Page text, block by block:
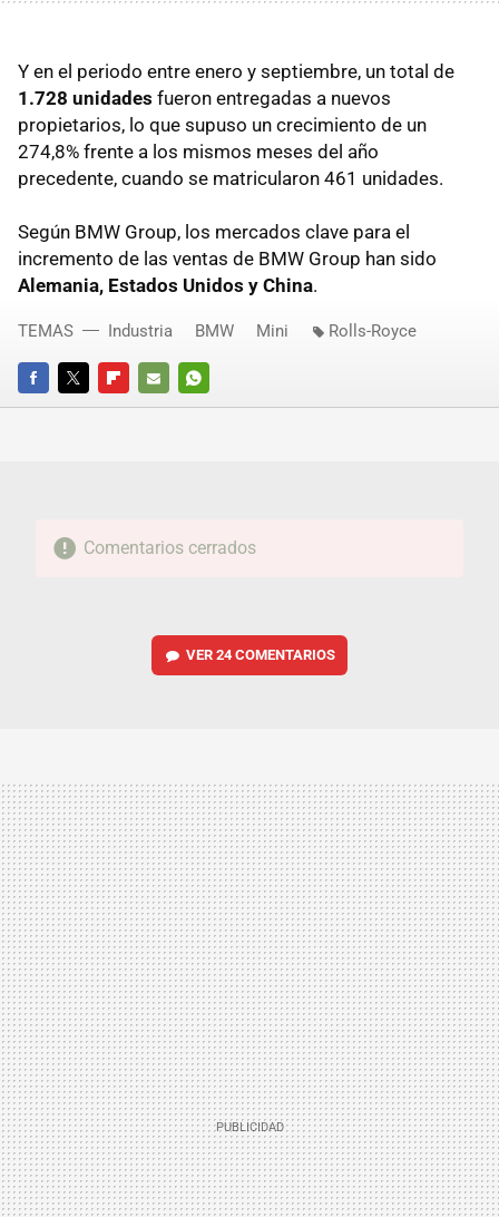
Y en el periodo entre enero y septiembre, un total de
1.728 unidades fueron entregadas a nuevos
propietarios, lo que supuso un crecimiento de un
274,8% frente a los mismos meses del año
precedente, cuando se matricularon 461 unidades.
Según BMW Group, los mercados clave para el
incremento de las ventas de BMW Group han sido
Alemania, Estados Unidos y China.
FACEBOOKTWITTERFLIPBOARD
E-
WHATSAPP
TEMAS Industria BMW Mini Rolls-Royce
Comentarios cerrados
VER 24 COMENTARIOS